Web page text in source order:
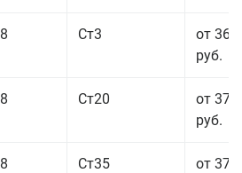
Ст3
от 36
руб.
Ст20
от 37
руб.
Ст35
от 37